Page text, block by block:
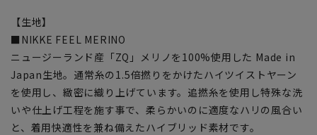
【生地】
■NIKKE FEEL MERINO
ニュージーランド産「ZQ」メリノを100%使用した Made in
Japan生地。通常糸の1.5倍撚りをかけたハイツイストヤーン
を使用し、緻密に織り上げています。追撚糸を使用し特殊な洗
いや仕上げ工程を施す事で、柔らかいのに適度なハリの風合い
と、着用快適性を兼ね備えたハイブリッド素材です。